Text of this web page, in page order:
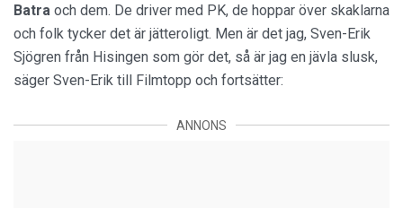
Batra och dem. De driver med PK, de hoppar över skaklarna
och folk tycker det är jätteroligt. Men är det jag, Sven-Erik
Sjögren från Hisingen som gör det, så är jag en jävla slusk,
säger Sven-Erik till Filmtopp och fortsätter:
ANNONS